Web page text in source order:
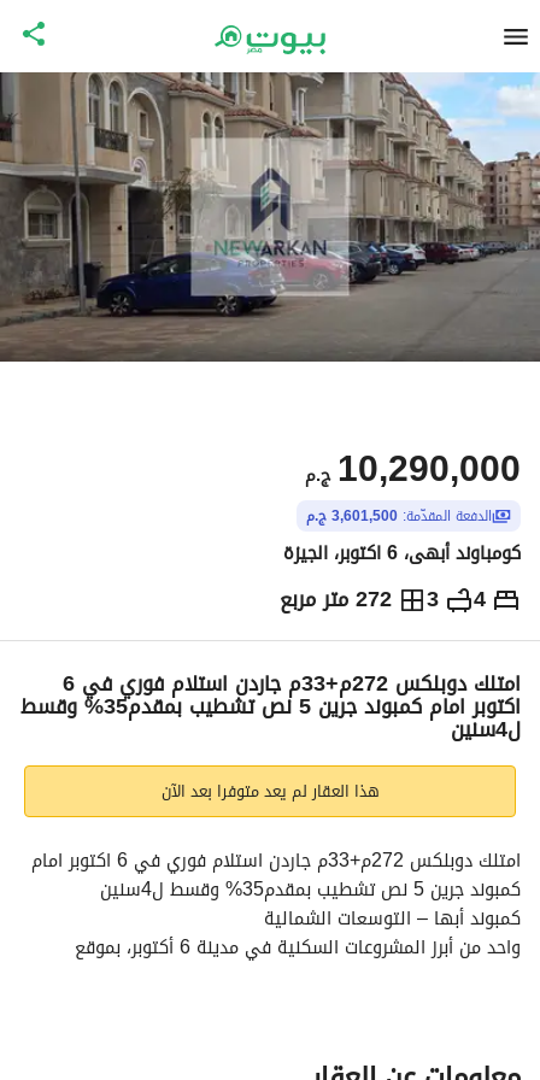
ج.م 10,290,000
الدفعة المقدّمة: 3,601,500 ج.م
كومباوند أبهى، 6 اكتوبر، الجيزة
4
3 272 متر مربع ج.م10,290,000
التفاصيل الاتجاهات والمؤشرات رهن عقاري امتلك دوبلكس 272م+33م جاردن استلام فوري في 6
اكتوبر امام كمبوند جرين 5 نص تشطيب بمقدم35% وقسط
ل4سنين
هذا العقار لم يعد متوفرا بعد الآن
كمبوند جرين 5 نص تشطيب بمقدم35% وقسط ل4سنين
كمبوند أبها – التوسعات الشمالية
الموقع